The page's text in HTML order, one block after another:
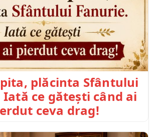
plăcinta Sfântului
Iată ce gătești când ai
ceva drag!